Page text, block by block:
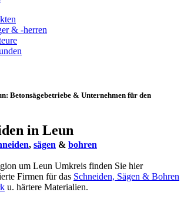
& -herren
: Betonsägebetriebe & Unternehmen für den
in Leun
, sägen & bohren
um Leun Umkreis finden Sie hier
Firmen für das Schneiden, Sägen & Bohren
u. härtere Materialien.